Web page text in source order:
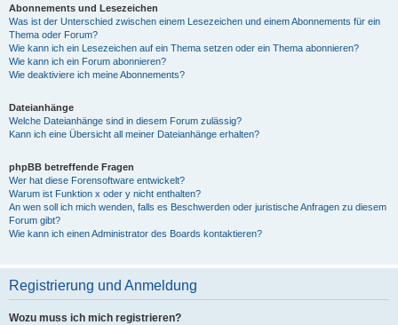
Abonnements und Lesezeichen
Was ist der Unterschied zwischen einem Lesezeichen und einem Abonnements für ein
Thema oder Forum?
Wie kann ich ein Lesezeichen auf ein Thema setzen oder ein Thema abonnieren?
Wie kann ich ein Forum abonnieren?
Wie deaktiviere ich meine Abonnements?
Dateianhänge
Welche Dateianhänge sind in diesem Forum zulässig?
Kann ich eine Übersicht all meiner Dateianhänge erhalten?
phpBB betreffende Fragen
Wer hat diese Forensoftware entwickelt?
Warum ist Funktion x oder y nicht enthalten?
An wen soll ich mich wenden, falls es Beschwerden oder juristische Anfragen zu diesem
Forum gibt?
Wie kann ich einen Administrator des Boards kontaktieren?
Registrierung und Anmeldung
Wozu muss ich mich registrieren?